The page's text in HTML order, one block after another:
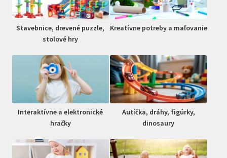
Stavebnice, drevené puzzle,
stolové hry
Kreatívne potreby a maľovanie
Interaktívne a elektronické
hračky
Autíčka, dráhy, figúrky,
dinosaury